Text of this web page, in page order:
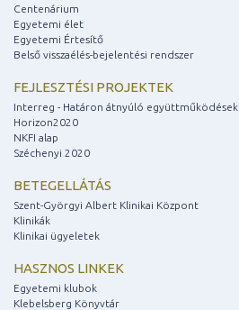
Centenárium
Egyetemi élet
Egyetemi Értesítő
Belső visszaélés-bejelentési rendszer
FEJLESZTÉSI PROJEKTEK
Interreg - Határon átnyúló együttműködések
Horizon2020
NKFI alap
Széchenyi 2020
BETEGELLÁTÁS
Szent-Györgyi Albert Klinikai Központ
Klinikák
Klinikai ügyeletek
HASZNOS LINKEK
Egyetemi klubok
Klebelsberg Könyvtár